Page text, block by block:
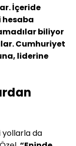
İçeride
hesaba
biliyor
Cumhuriyet
liderine
yollarla da